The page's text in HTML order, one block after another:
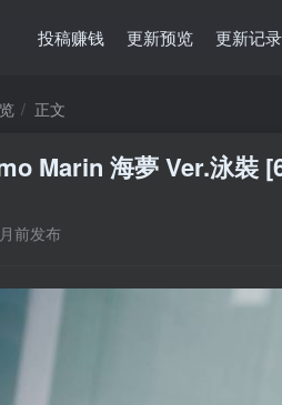
投稿赚钱 更新预览 更新记录
正文
Marin 海夢 Ver.泳裝
前发布